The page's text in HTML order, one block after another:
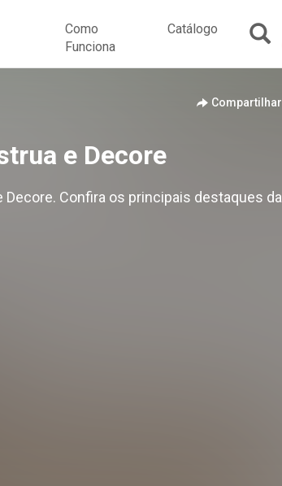
Como
Funciona
Catálogo
Compartilhar
e Decore
Decore. Confira os principais destaques da